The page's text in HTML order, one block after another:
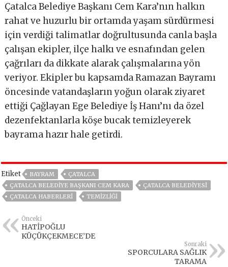
Çatalca Belediye Başkanı Cem Kara’nın halkın
rahat ve huzurlu bir ortamda yaşam sürdürmesi
için verdiği talimatlar doğrultusunda canla başla
çalışan ekipler, ilçe halkı ve esnafından gelen
çağrıları da dikkate alarak çalışmalarına yön
veriyor. Ekipler bu kapsamda Ramazan Bayramı
öncesinde vatandaşların yoğun olarak ziyaret
ettiği Çağlayan Ege Belediye İş Hanı’nı da özel
dezenfektanlarla köşe bucak temizleyerek
bayrama hazır hale getirdi.
Etiket BAYRAM
ÇATALCA
ÇATALCA BELEDIYE BAŞKANI CEM KARA
ÇATALCA BELEDIYESI
ÇATALCA HABERLERI
TEMIZLIĞI
Önceki
HATİPOĞLU
KÜÇÜKÇEKMECE’DE
Sonraki
SPORCULARA SAĞLIK
TARAMA